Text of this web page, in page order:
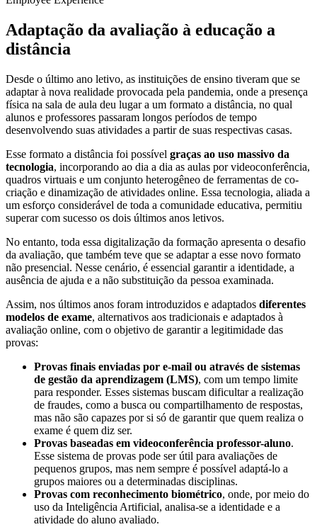
Adaptação da avaliação à educação a
distância
Desde o último ano letivo, as instituições de ensino tiveram que se
adaptar à nova realidade provocada pela pandemia, onde a presença
física na sala de aula deu lugar a um formato a distância, no qual
alunos e professores passaram longos períodos de tempo
desenvolvendo suas atividades a partir de suas respectivas casas.
Esse formato a distância foi possível graças ao uso massivo da
tecnologia, incorporando ao dia a dia as aulas por videoconferência,
quadros virtuais e um conjunto heterogêneo de ferramentas de co-
criação e dinamização de atividades online. Essa tecnologia, aliada a
um esforço considerável de toda a comunidade educativa, permitiu
superar com sucesso os dois últimos anos letivos.
No entanto, toda essa digitalização da formação apresenta o desafio
da avaliação, que também teve que se adaptar a esse novo formato
não presencial. Nesse cenário, é essencial garantir a identidade, a
ausência de ajuda e a não substituição da pessoa examinada.
Assim, nos últimos anos foram introduzidos e adaptados diferentes
modelos de exame, alternativos aos tradicionais e adaptados à
avaliação online, com o objetivo de garantir a legitimidade das
provas:
Provas finais enviadas por e-mail ou através de sistemas
de gestão da aprendizagem (LMS), com um tempo limite
para responder. Esses sistemas buscam dificultar a realização
de fraudes, como a busca ou compartilhamento de respostas,
mas não são capazes por si só de garantir que quem realiza o
exame é quem diz ser.
Provas baseadas em videoconferência professor-aluno.
Esse sistema de provas pode ser útil para avaliações de
pequenos grupos, mas nem sempre é possível adaptá-lo a
grupos maiores ou a determinadas disciplinas.
Provas com reconhecimento biométrico, onde, por meio do
uso da Inteligência Artificial, analisa-se a identidade e a
atividade do aluno avaliado.